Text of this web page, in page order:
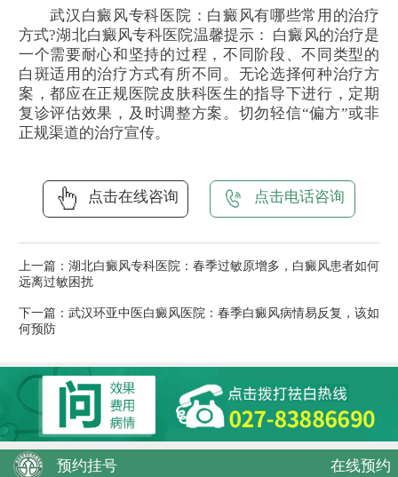
武汉白癜风专科医院：白癜风有哪些常用的治疗
方式?湖北白癜风专科医院温馨提示： 白癜风的治疗是
一个需要耐心和坚持的过程，不同阶段、不同类型的
白斑适用的治疗方式有所不同。无论选择何种治疗方
案，都应在正规医院皮肤科医生的指导下进行，定期
复诊评估效果，及时调整方案。切勿轻信“偏方”或非
正规渠道的治疗宣传。
点击在线咨询 点击电话咨询
上一篇： 湖北白癜风专科医院：春季过敏原增多，白癜风患者如何
远离过敏困扰
下一篇： 武汉环亚中医白癜风医院：春季白癜风病情易反复，该如
何预防
预约挂号 在线预约